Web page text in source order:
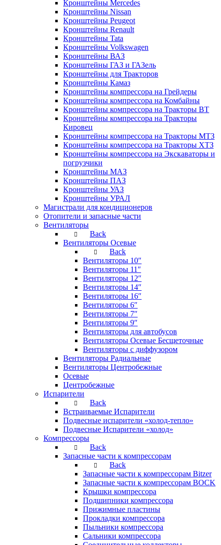
Кронштейны Mеrcedes
Кронштейны Nissan
Кронштейны Peugeot
Кронштейны Renault
Кронштейны Tata
Кронштейны Volkswagen
Кронштейны ВАЗ
Кронштейны ГАЗ и ГАЗель
Кронштейны для Тракторов
Кронштейны Камаз
Кронштейны компрессора на Грейдеры
Кронштейны компрессора на Комбайны
Кронштейны компрессора на Тракторы ВТ
Кронштейны компрессора на Тракторы
Кировец
Кронштейны компрессора на Тракторы МТЗ
Кронштейны компрессора на Тракторы ХТЗ
Кронштейны компрессора на Экскаваторы и
погрузчики
Кронштейны МАЗ
Кронштейны ПАЗ
Кронштейны УАЗ
Кронштейны УРАЛ
Магистрали для кондиционеров
Отопители и запасные части
Вентиляторы
Back
Вентиляторы Осевые
Back
Вентиляторы 10″
Вентиляторы 11″
Вентиляторы 12″
Вентиляторы 14″
Вентиляторы 16″
Вентиляторы 6″
Вентиляторы 7″
Вентиляторы 9″
Вентиляторы для автобусов
Вентиляторы Осевые Бесщеточные
Вентиляторы с диффузором
Вентиляторы Радиальные
Вентиляторы Центробежные
Осевые
Центробежные
Испарители
Back
Встраиваемые Испарители
Подвесные испарители «холод-тепло»
Подвесные Испарители «холод»
Компрессоры
Back
Запасные части к компрессорам
Back
Запасные части к компрессорам Bitzer
Запасные части к компрессорам BOCK
Крышки компрессора
Подшипники компрессора
Прижимные пластины
Прокладки компрессора
Пыльники компрессора
Сальники компрессора